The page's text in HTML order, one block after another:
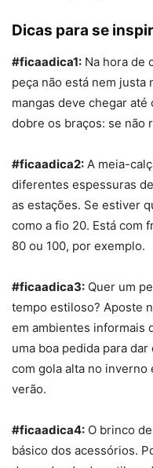
Dicas para se
#ficaadica1: Na hora de
peça não está nem justa
mangas deve chegar
dobre os braços: se não
#ficaadica2: A meia-c
diferentes espessuras
as estações. Se estiver
como a fio 20. Está com
80 ou 100, por exemplo.
#ficaadica3: Quer um
tempo estiloso? Aposte
em ambientes informais
uma boa pedida para dar
com gola alta no
verão.
#ficaadica4: O brinco de
básico dos acessórios.